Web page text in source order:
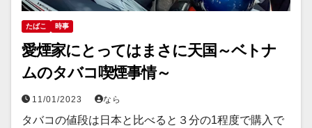
たばこ 時事
愛煙家にとってはまさに天国～ベトナ
ムのタバコ喫煙事情～
11/01/2023 なら
タバコの値段は日本と比べると３分の1程度で購入で